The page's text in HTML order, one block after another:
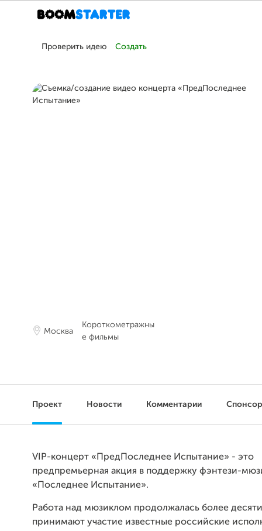
Проверить идею Создать
Москва
Короткометражны
е фильмы
Проект Новости Комментарии
VIP-концерт «ПредПоследнее Испытание» - это
предпремьерная акция в поддержку фэнтези-
«Последнее Испытание».
Работа над мюзиклом продолжалась более
принимают участие известные российские